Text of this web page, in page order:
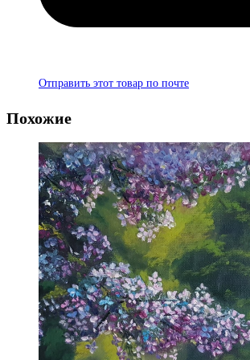
Отправить этот товар по почте
Похожие